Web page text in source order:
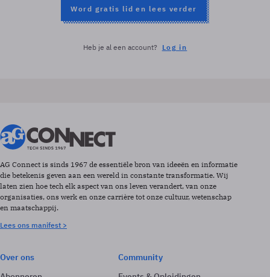
Word gratis lid en lees verder
Heb je al een account? Log in
AG Connect is sinds 1967 de essentiële bron van ideeën en informatie
die betekenis geven aan een wereld in constante transformatie. Wij
laten zien hoe tech elk aspect van ons leven verandert, van onze
organisaties, ons werk en onze carrière tot onze cultuur, wetenschap
en maatschappij.
Lees ons manifest >
Over ons
Community